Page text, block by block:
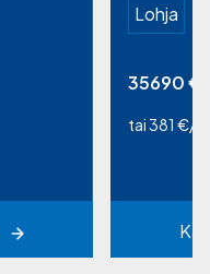
Lohja
35690€
tai 381 €/